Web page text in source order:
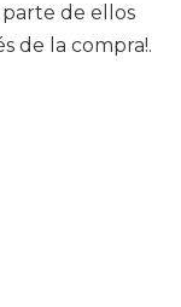
de ellos
de la compra!.